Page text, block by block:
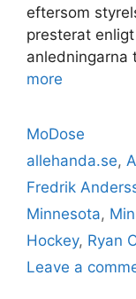
eftersom
presterat
more
Categories
MoDose
Tags
allehanda.se,
Fredrik
Minnesota,
Hockey, Ryan
Leave a